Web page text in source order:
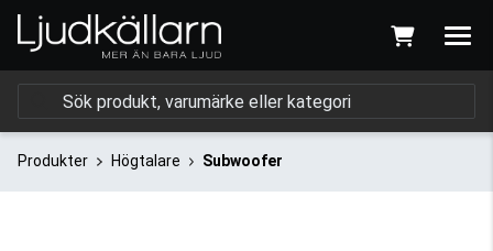
Produkter Högtalare Subwoofer